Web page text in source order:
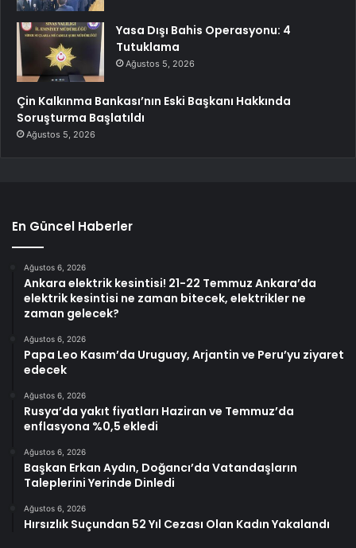
Yasa Dışı Bahis Operasyonu: 4
Tutuklama
Ağustos 5, 2026
Çin Kalkınma Bankası’nın Eski Başkanı Hakkında
Soruşturma Başlatıldı
Ağustos 5, 2026
En Güncel Haberler
Ağustos 6, 2026
Ankara elektrik kesintisi! 21-22 Temmuz Ankara’da
elektrik kesintisi ne zaman bitecek, elektrikler ne
zaman gelecek?
Ağustos 6, 2026
Papa Leo Kasım’da Uruguay, Arjantin ve Peru’yu ziyaret
edecek
Ağustos 6, 2026
Rusya’da yakıt fiyatları Haziran ve Temmuz’da
enflasyona %0,5 ekledi
Ağustos 6, 2026
Başkan Erkan Aydın, Doğancı’da Vatandaşların
Taleplerini Yerinde Dinledi
Ağustos 6, 2026
Hırsızlık Suçundan 52 Yıl Cezası Olan Kadın Yakalandı